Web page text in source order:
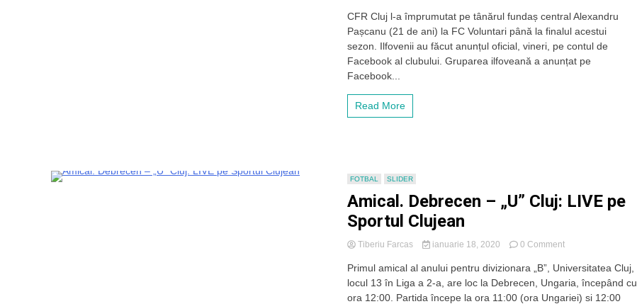
Cluj
l-
a
împrumutat
CFR Cluj l-a împrumutat pe tânărul fundaș central Alexandru
Pașcanu (21 de ani) la FC Voluntari până la finalul acestui
sezon. Ilfovenii au făcut anunțul oficial, vineri, pe contul de
Facebook al clubului. Gruparea ilfoveană a anunțat pe
Facebook...
Read More
FOTBAL SLIDER
Amical. Debrecen – „U” Cluj: LIVE pe
Sportul Clujean
Tiberiu Farcas ianuarie 18, 2020 0 Commenton
Debrecen
–
„U”
Primul amical al anului pentru divizionara „B”, Universitatea Cluj,
locul 13 în Liga a 2-a, are loc la Debrecen, Ungaria, începând cu
ora 12:00. Partida începe la ora 11:00 (ora Ungariei) si 12:00